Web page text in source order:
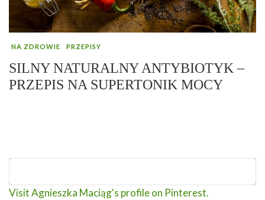
NA ZDROWIE PRZEPISY
SILNY NATURALNY ANTYBIOTYK –
PRZEPIS NA SUPERTONIK MOCY
Visit Agnieszka Maciąg's profile on Pinterest.